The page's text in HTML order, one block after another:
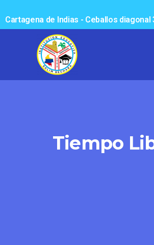
Cartagena de Indias - Ceballos diagonal
Tiempo